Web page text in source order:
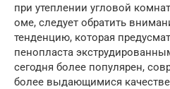
при утеплении угловой
оме, следует обратить
тенденцию, которая
пенопласта
сегодня более популярен,
более выдающимися